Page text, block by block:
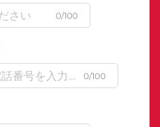
0/100
0/100